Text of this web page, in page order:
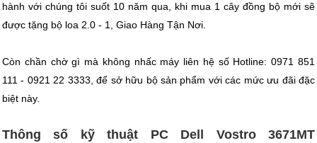
hành với chúng tôi suốt 10 năm qua, khi mua 1 cây đồng bộ mới sẽ
được tặng bộ loa 2.0 - 1, Giao Hàng Tận Nơi.
Còn chần chờ gì mà không nhấc máy liên hệ số Hotline: 0971 851
111 - 0921 22 3333, để sở hữu bộ sản phẩm với các mức ưu đãi đặc
biệt này.
Thông số kỹ thuật PC Dell Vostro 3671MT